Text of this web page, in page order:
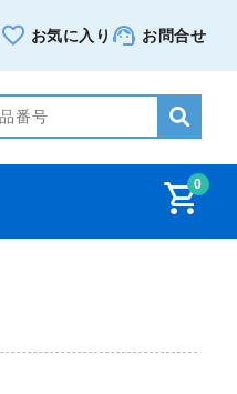
お気に入り お問合せ
0